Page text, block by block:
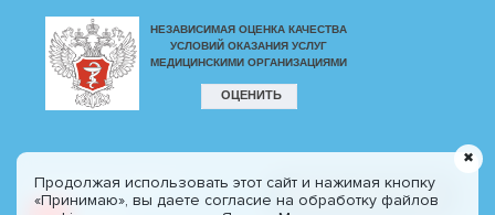
Разработка сайта
8 (800) 100-77-30
Продолжая использовать этот сайт и нажимая кнопку
«Принимаю», вы даете согласие на обработку файлов
✖